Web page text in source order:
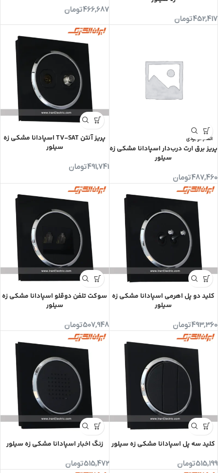
452,417تومان
466,687تومان
اتمام موجودی
پریز برق ارت درب‌دار اسپادانا مشکی زه
سیلور
487,460تومان
پریز آنتن TV-SAT اسپادانا مشکی زه
سیلور
491,741تومان
کلید دو پل اهرمی اسپادانا مشکی زه
سیلور
493,360تومان
سوکت تلفن دوقلو اسپادانا مشکی زه
سیلور
507,948تومان
کلید سه پل اسپادانا مشکی زه سیلور
515,199تومان
زنگ اخبار اسپادانا مشکی زه سیلور
515,472تومان